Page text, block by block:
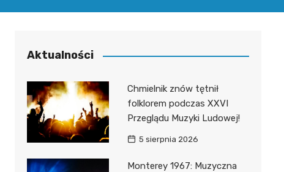
Aktualności
Chmielnik znów tętnił
folklorem podczas XXVI
Przeglądu Muzyki Ludowej!
5 sierpnia 2026
Monterey 1967: Muzyczna